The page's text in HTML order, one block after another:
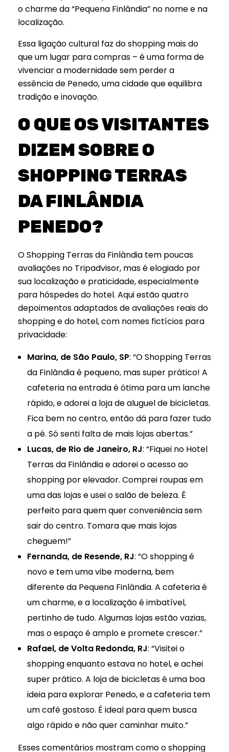
o charme da “Pequena Finlândia” no nome e na
localização.
Essa ligação cultural faz do shopping mais do
que um lugar para compras – é uma forma de
vivenciar a modernidade sem perder a
essência de Penedo, uma cidade que equilibra
tradição e inovação.
O QUE OS VISITANTES
DIZEM SOBRE O
SHOPPING TERRAS
DA FINLÂNDIA
PENEDO?
O Shopping Terras da Finlândia tem poucas
avaliações no Tripadvisor, mas é elogiado por
sua localização e praticidade, especialmente
para hóspedes do hotel. Aqui estão quatro
depoimentos adaptados de avaliações reais do
shopping e do hotel, com nomes fictícios para
privacidade:
Marina, de São Paulo, SP: “O Shopping Terras
da Finlândia é pequeno, mas super prático! A
cafeteria na entrada é ótima para um lanche
rápido, e adorei a loja de aluguel de bicicletas.
Fica bem no centro, então dá para fazer tudo
a pé. Só senti falta de mais lojas abertas.”
Lucas, de Rio de Janeiro, RJ: “Fiquei no Hotel
Terras da Finlândia e adorei o acesso ao
shopping por elevador. Comprei roupas em
uma das lojas e usei o salão de beleza. É
perfeito para quem quer conveniência sem
sair do centro. Tomara que mais lojas
cheguem!”
Fernanda, de Resende, RJ: “O shopping é
novo e tem uma vibe moderna, bem
diferente da Pequena Finlândia. A cafeteria é
um charme, e a localização é imbatível,
pertinho de tudo. Algumas lojas estão vazias,
mas o espaço é amplo e promete crescer.”
Rafael, de Volta Redonda, RJ: “Visitei o
shopping enquanto estava no hotel, e achei
super prático. A loja de bicicletas é uma boa
ideia para explorar Penedo, e a cafeteria tem
um café gostoso. É ideal para quem busca
algo rápido e não quer caminhar muito.”
Esses comentários mostram como o shopping